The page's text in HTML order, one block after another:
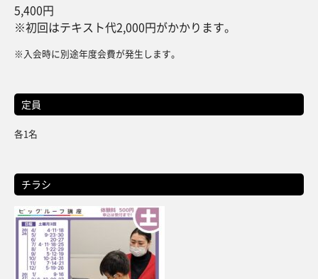
5,400円
※初回はテキスト代2,000円がかかります。
※入会時に別途年度会費が発生します。
定員
各1名
チラシ